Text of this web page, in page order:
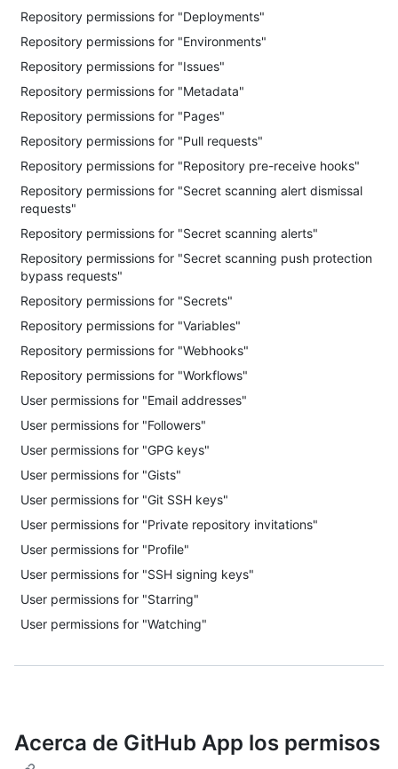
Repository permissions for "Deployments"
Repository permissions for "Environments"
Repository permissions for "Issues"
Repository permissions for "Metadata"
Repository permissions for "Pages"
Repository permissions for "Pull requests"
Repository permissions for "Repository pre-receive hooks"
Repository permissions for "Secret scanning alert dismissal
requests"
Repository permissions for "Secret scanning alerts"
Repository permissions for "Secret scanning push protection
bypass requests"
Repository permissions for "Secrets"
Repository permissions for "Variables"
Repository permissions for "Webhooks"
Repository permissions for "Workflows"
User permissions for "Email addresses"
User permissions for "Followers"
User permissions for "GPG keys"
User permissions for "Gists"
User permissions for "Git SSH keys"
User permissions for "Private repository invitations"
User permissions for "Profile"
User permissions for "SSH signing keys"
User permissions for "Starring"
User permissions for "Watching"
Acerca de GitHub App los permisos